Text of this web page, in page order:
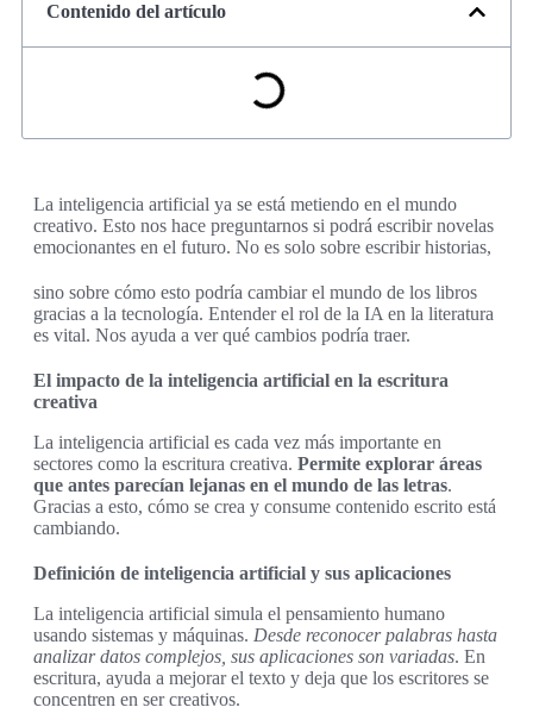
Contenido del artículo
La inteligencia artificial ya se está metiendo en el mundo
creativo. Esto nos hace preguntarnos si podrá escribir novelas
emocionantes en el futuro. No es solo sobre escribir historias,
sino sobre cómo esto podría cambiar el mundo de los libros
gracias a la tecnología. Entender el rol de la IA en la literatura
es vital. Nos ayuda a ver qué cambios podría traer.
El impacto de la inteligencia artificial en la escritura
creativa
La inteligencia artificial es cada vez más importante en
sectores como la escritura creativa. Permite explorar áreas
que antes parecían lejanas en el mundo de las letras.
Gracias a esto, cómo se crea y consume contenido escrito está
cambiando.
Definición de inteligencia artificial y sus aplicaciones
La inteligencia artificial simula el pensamiento humano
usando sistemas y máquinas. Desde reconocer palabras hasta
analizar datos complejos, sus aplicaciones son variadas. En
escritura, ayuda a mejorar el texto y deja que los escritores se
concentren en ser creativos.